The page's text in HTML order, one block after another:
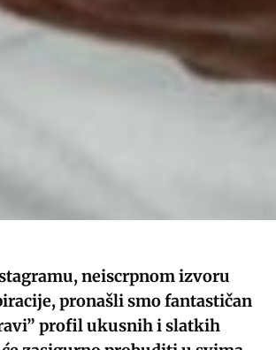
neiscrpnom izvoru
pronašli smo fantastičan
profil ukusnih i slatkih